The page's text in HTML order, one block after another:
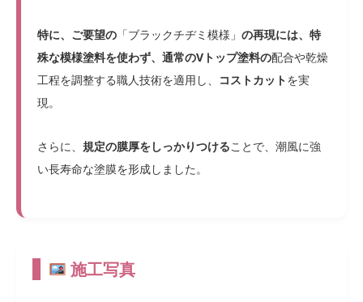
特に、ご要望の 「ブラックチヂミ模様」 の再現には、特
殊な模様塗料を使わず、通常のVトップ塗料の配合や乾燥
工程を調整する職人技術を適用し、
コストカットを実
現。
さらに、 規定の膜厚をしっかりつけることで、潮風に強
い長寿命な塗膜を形成しました。
施工写真